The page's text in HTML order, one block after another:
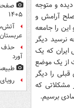
دیده و متوجه
صلح آرامش و
را جامعه
نرسید دیگر
ایران که یک
از یک موضع
را دیگر
مشکلاتی که
برسیم.
۱۴۰۵
عربستان
حذف
آورد
رویای اف-۳۵